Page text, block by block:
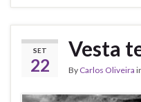
SET
22
Vesta
By Carlos Oliveira